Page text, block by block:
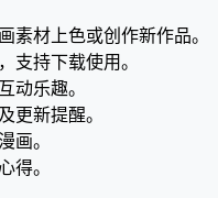
素材上色或创作新作品。
支持下载使用。
动乐趣。
更新提醒。
画。
得。